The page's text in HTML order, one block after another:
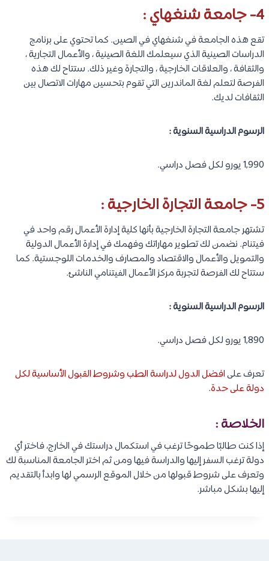
4- جامعة شنغهاي :
تقع هذه الجامعة في شنغهاي في الصين. كما تحتوي على برنامج
الدراسات الصينية الذي سيعلمك اللغة الصينية ، والأعمال التجارية ،
والثقافة ، والعلاقات الخارجية ، والتجارة وغير ذلك. ستتاح لك هذه
الفرصة لتعلم لغة الماندرين التي تقوم بتحسين مهارات الاتصال بين
الثقافات لديك.
الرسوم الدراسية السنوية :
1,990 يورو لكل فصل دراسي.
5- جامعة التجارة الخارجية :
تشتهر جامعة التجارة الخارجية بأنها كلية إدارة الأعمال رقم واحد في
فيتنام. نضمن لك تطوير مهاراتك وفهمك في إدارة الأعمال الدولية
والتمويل والأعمال والاقتصاد والمصارف والخدمات اللوجستية. كما
ستتاح لك الفرصة لتجربة مركز الأعمال الفيتنامي الناشئ.
الرسوم الدراسية السنوية :
1,890 يورو لكل فصل دراسي.
تعرف علىافضل الدول لدراسة الطب وشروط القبول الأساسية لكل
دولة على حدة.
الخلاصة :
إذا كنت طالبًا طموحًا ترغب في استكمال دراستك في الخارج، فاختر أي
دولة ترغب السفر إليها والدراسة فيها ومن ثم اختر الجامعة المناسبة لك
وتعرف على شروط قبولها من خلال الموقع الرسمي لها وابدأ بالتقديم
إليها بشكل مباشر.